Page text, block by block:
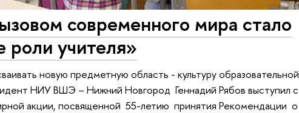
современного мира стало
роли учителя»
новую предметную область - культуру образовательной
НИУ ВШЭ – Нижний Новгород Геннадий Рябов выступил с
акции, посвященной 55-летию принятия Рекомендации о